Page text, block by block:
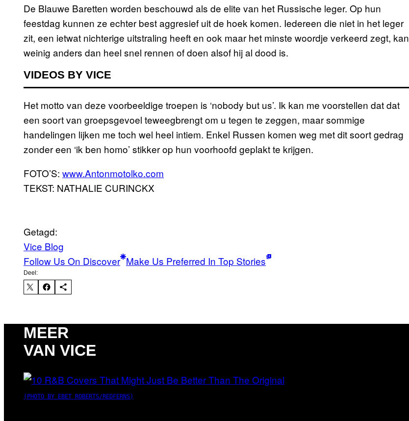
De Blauwe Baretten worden beschouwd als de elite van het Russische leger. Op hun
feestdag kunnen ze echter best aggresief uit de hoek komen. Iedereen die niet in het leger
zit, een ietwat nichterige uitstraling heeft en ook maar het minste woordje verkeerd zegt, kan
weinig anders dan heel snel rennen of doen alsof hij al dood is.
VIDEOS BY VICE
Het motto van deze voorbeeldige troepen is ‘nobody but us’. Ik kan me voorstellen dat dat
een soort van groepsgevoel teweegbrengt om u tegen te zeggen, maar sommige
handelingen lijken me toch wel heel intiem. Enkel Russen komen weg met dit soort gedrag
zonder een ‘ik ben homo’ stikker op hun voorhoofd geplakt te krijgen.
FOTO’S: www.Antonmotolko.com
TEKST: NATHALIE CURINCKX
Getagd:
Vice Blog
Follow Us On Discover Make Us Preferred In Top Stories
Deel:
MEER
VAN VICE
(PHOTO BY EBET ROBERTS/REDFERNS)